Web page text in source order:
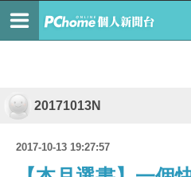
20171013N
2017-10-13 19:27:57